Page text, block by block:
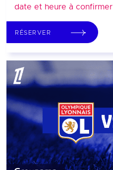
date et heure à confirmer
RÉSERVER